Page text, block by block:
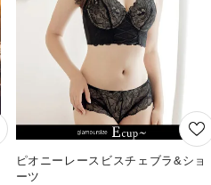
ピオニーレースビスチェブラ&ショ
ーツ